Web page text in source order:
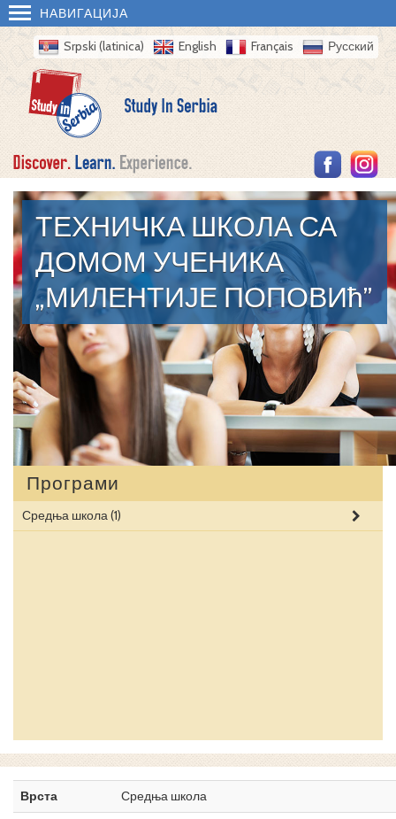
НАВИГАЦИЈА
Srpski (latinica) English Français Русский
ТЕХНИЧКА ШКОЛА СА
ДОМОМ УЧЕНИКА
„МИЛЕНТИЈЕ ПОПОВИћ”
Програми
Средња школа(1)
Врста
Средња школа